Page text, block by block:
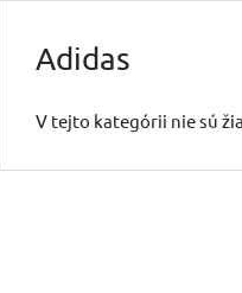
Adidas
V tejto kategórii nie sú